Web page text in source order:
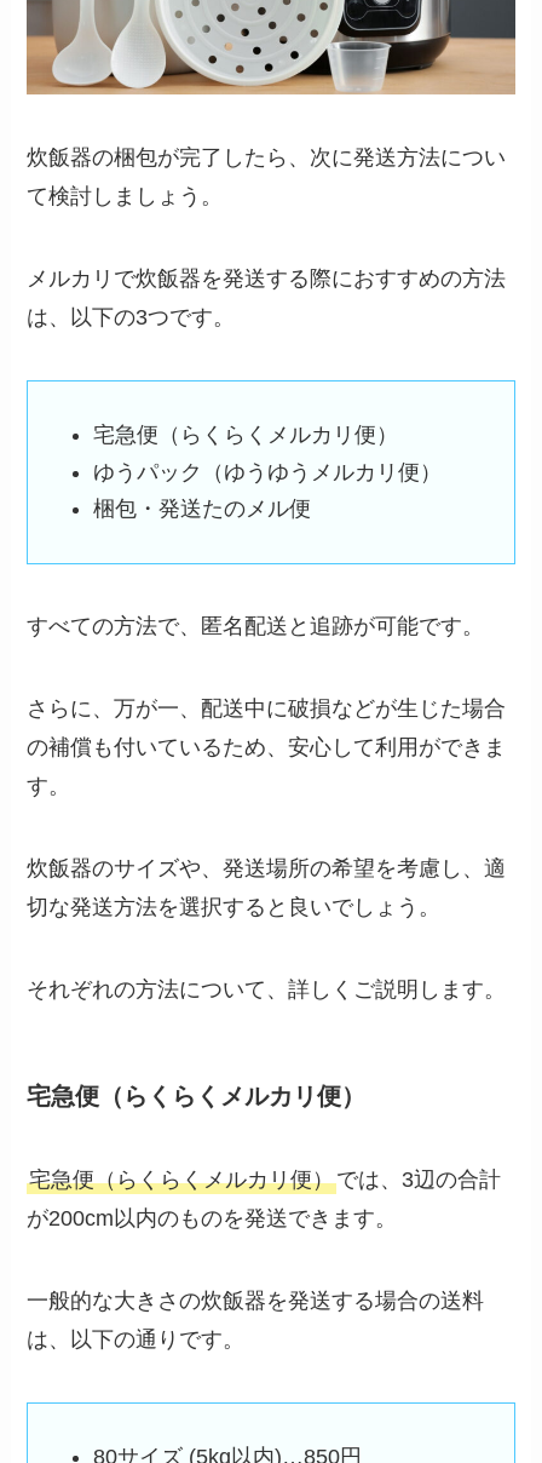
炊飯器の梱包が完了したら、次に発送方法につい
て検討しましょう。
メルカリで炊飯器を発送する際におすすめの方法
は、以下の3つです。
宅急便（らくらくメルカリ便）
ゆうパック（ゆうゆうメルカリ便）
梱包・発送たのメル便
すべての方法で、匿名配送と追跡が可能です。
さらに、万が一、配送中に破損などが生じた場合
の補償も付いているため、安心して利用ができま
す。
炊飯器のサイズや、発送場所の希望を考慮し、適
切な発送方法を選択すると良いでしょう。
それぞれの方法について、詳しくご説明します。
宅急便（らくらくメルカリ便）
宅急便（らくらくメルカリ便）では、3辺の合計
が200cm以内のものを発送できます。
一般的な大きさの炊飯器を発送する場合の送料
は、以下の通りです。
80サイズ (5kg以内)…850円